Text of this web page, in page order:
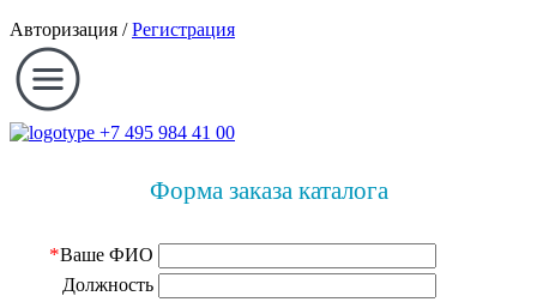
Авторизация /Регистрация
+7 495 984 41 00
Форма заказа каталога
*Ваше ФИО
Должность